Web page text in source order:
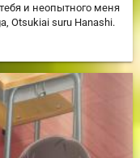
и неопытного меня
Otsukiai suru Hanashi.